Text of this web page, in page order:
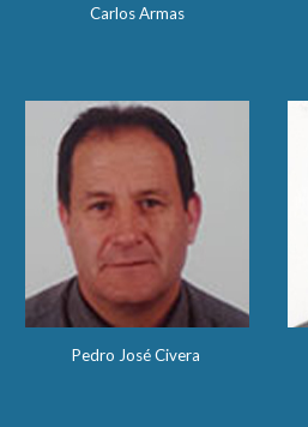
Carlos Armas
Pedro José Civera